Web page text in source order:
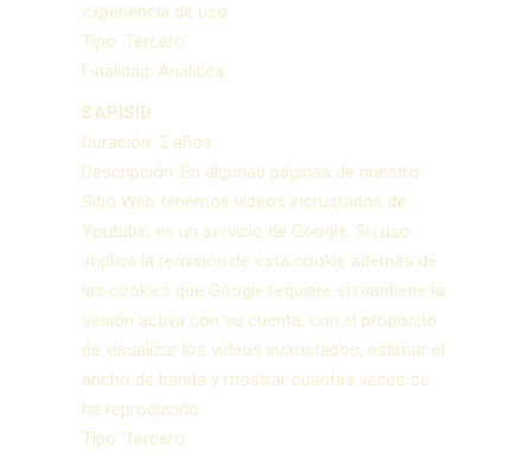
experiencia de uso.
Tipo: Tercero
Finalidad: Analítica
SAPISID
Duración: 2 años
Descripción: En algunas páginas de nuestro
Sitio Web tenemos vídeos incrustados de
Youtube, es un servicio de Google. Su uso
implica la remisión de esta cookie además de
las cookies que Google requiere si mantiene la
sesión activa con su cuenta, con el propósito
de visualizar los vídeos incrustados, estimar el
ancho de banda y mostrar cuantas veces se
ha reproducido.
Tipo: Tercero